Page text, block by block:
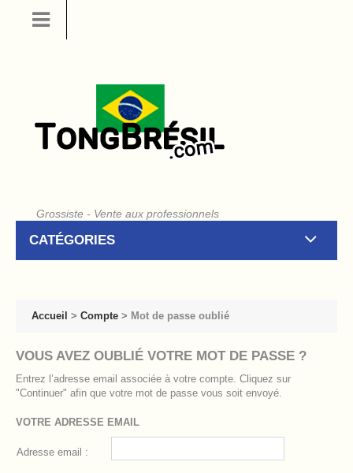
Grossiste - Vente aux professionnels
CATÉGORIES
Accueil > Compte > Mot de passe oublié
VOUS AVEZ OUBLIÉ VOTRE MOT DE PASSE ?
Entrez l’adresse email associée à votre compte. Cliquez sur
"Continuer" afin que votre mot de passe vous soit envoyé.
VOTRE ADRESSE EMAIL
Adresse email :